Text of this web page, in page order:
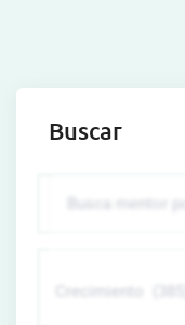
Buscar